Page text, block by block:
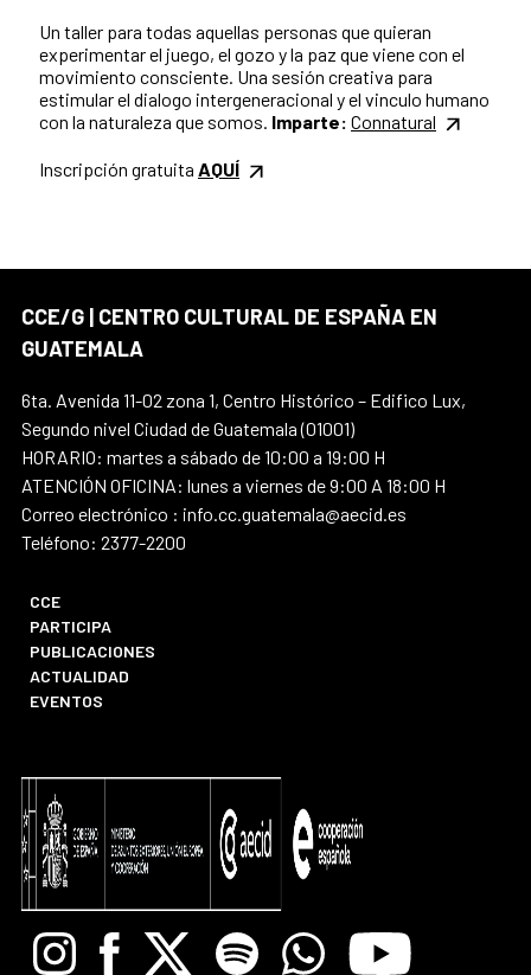
Un taller para todas aquellas personas que quieran
experimentar el juego, el gozo y la paz que viene con el
movimiento consciente. Una sesión creativa para
estimular el dialogo intergeneracional y el vinculo humano
con la naturaleza que somos. Imparte: Connatural
Inscripción gratuita AQUÍ
CCE/G | CENTRO CULTURAL DE ESPAÑA EN
GUATEMALA
6ta. Avenida 11-02 zona 1, Centro Histórico – Edifico Lux,
Segundo nivel Ciudad de Guatemala (01001)
HORARIO: martes a sábado de 10:00 a 19:00 H
ATENCIÓN OFICINA: lunes a viernes de 9:00 A 18:00 H
Correo electrónico : info.cc.guatemala@aecid.es
Teléfono: 2377-2200
CCE
PARTICIPA
PUBLICACIONES
ACTUALIDAD
EVENTOS
InstagramFacebook
X Spotify WhatsappYoutube